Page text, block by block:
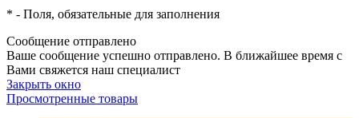
* - Поля, обязательные для заполнения
Сообщение отправлено
Ваше сообщение успешно отправлено. В ближайшее время с
Вами свяжется наш специалист
Закрыть окно
Просмотренные товары